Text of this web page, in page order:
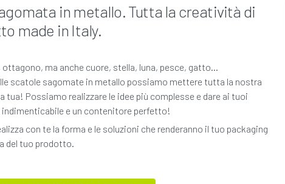
in metallo. Tutta la creatività di
made in Italy.
ma anche cuore, stella, luna, pesce, gatto...
scatole sagomate in metallo possiamo mettere tutta la nostra
tua! Possiamo realizzare le idee più complesse e dare ai tuoi
e un contenitore perfetto!
con te la forma e le soluzioni che renderanno il tuo packaging
del tuo prodotto.